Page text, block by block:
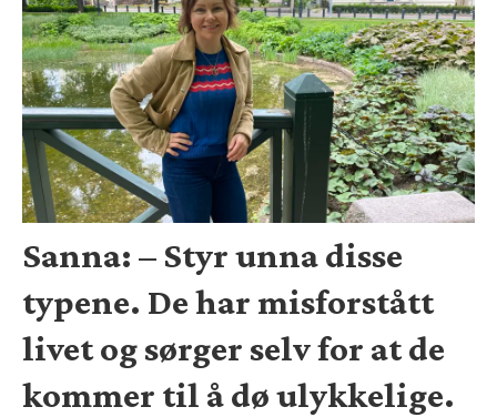
Sanna: – Styr unna disse
typene. De har misforstått
livet og sørger selv for at de
kommer til å dø ulykkelige.